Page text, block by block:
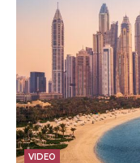
VIDEO